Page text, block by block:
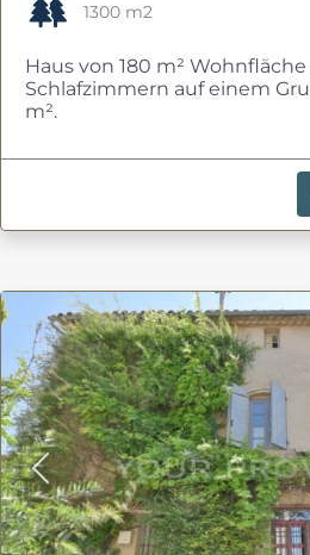
1300 m2
Haus von 180 m²
Schlafzimmern auf einem
m².
Previous